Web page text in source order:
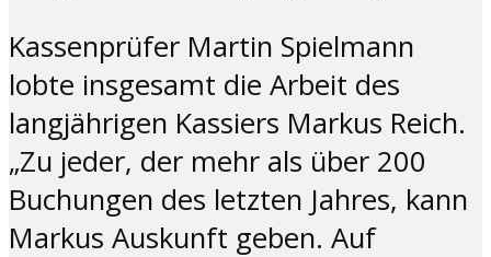
Kassenprüfer Martin Spielmann
lobte insgesamt die Arbeit des
langjährigen Kassiers Markus Reich.
„Zu jeder, der mehr als über 200
Buchungen des letzten Jahres, kann
Markus Auskunft geben. Auf